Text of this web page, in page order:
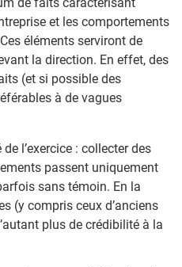
et les comportements
éléments serviront de
la direction. En effet, des
(et si possible des
à de vagues
l’exercice : collecter des
passent uniquement
sans témoin. En la
(y compris ceux d’anciens
plus de crédibilité à la